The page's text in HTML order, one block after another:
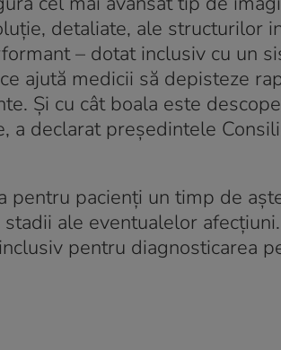
detaliate, ale structurilor
– dotat inclusiv cu un
ajută medicii să depisteze
Şi cu cât boala este
a declarat preşedintele
pentru pacienţi un timp de
ale eventualelor
pentru diagnosticarea